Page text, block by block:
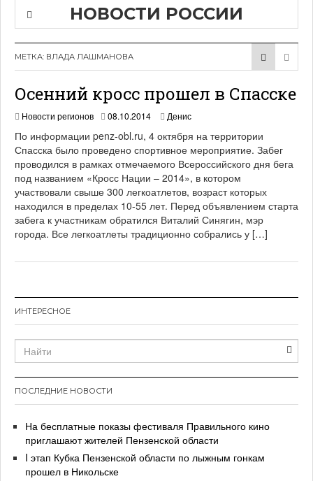
НОВОСТИ РОССИИ
МЕТКА: ВЛАДА ЛАШМАНОВА
Осенний кросс прошел в Спасске
Новости регионов 08.10.20140
.
1
0
0
1
4
Денис
По информации penz-obl.ru, 4 октября на территории
Спасска было проведено спортивное мероприятие. Забег
проводился в рамках отмечаемого Всероссийского дня бега
под названием «Кросс Нации – 2014», в котором
участвовали свыше 300 легкоатлетов, возраст которых
находился в пределах 10-55 лет. Перед объявлением старта
забега к участникам обратился Виталий Синягин, мэр
города. Все легкоатлеты традиционно собрались у […]
ИНТЕРЕСНОЕ
ПОСЛЕДНИЕ НОВОСТИ
На бесплатные показы фестиваля Правильного кино
приглашают жителей Пензенской области
I этап Кубка Пензенской области по лыжным гонкам
прошел в Никольске